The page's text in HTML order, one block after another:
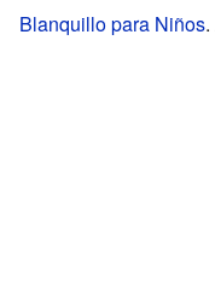
Blanquillo para Niños.